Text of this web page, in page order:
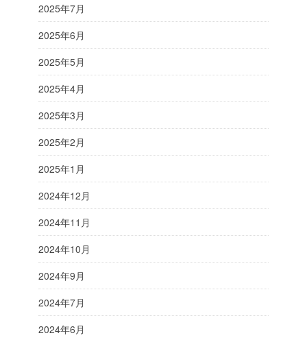
2025年7月
2025年6月
2025年5月
2025年4月
2025年3月
2025年2月
2025年1月
2024年12月
2024年11月
2024年10月
2024年9月
2024年7月
2024年6月